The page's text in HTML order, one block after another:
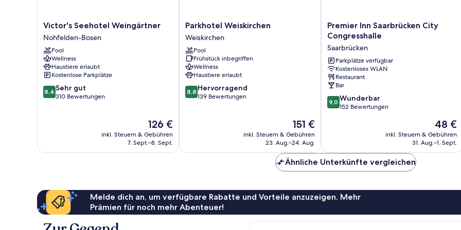
Victor's
Seehotel
Weingärtner
Nohfelden-
Bosen
Victor's Seehotel Weingärtner
Nohfelden-Bosen
Pool
Wellness
Haustiere erlaubt
Kostenlose Parkplätze
8.4
von
8,4 Sehr gut
310 Bewertungen
Der
Preis
beträgt
126 €
inkl. Steuern & Gebühren
7. Sept.–8. Sept.
Parkhotel
Weiskirchen
Weiskirchen
Parkhotel Weiskirchen
Weiskirchen
Pool
Frühstück inbegriffen
Wellness
Haustiere erlaubt
8.8
von
8,8 Hervorragend
139 Bewertungen
Der
Preis
beträgt
151 €
inkl. Steuern & Gebühren
23. Aug.–24. Aug.
Premier
Inn
Saarbrücken
City
Congresshalle
Saarbrücken
Premier Inn Saarbrücken City
Congresshalle
Saarbrücken
Parkplätze verfügbar
Kostenloses WLAN
Restaurant
Bar
9.0
von
9,0 Wunderbar
152 Bewertungen
Der
Preis
beträgt
48 €
inkl. Steuern & Gebühren
31. Aug.–1. Sept.
Ähnliche Unterkünfte vergleichen
Melde dich an, um verfügbare Rabatte und Vorteile anzuzeigen. Mehr
Prämien für noch mehr Abenteuer!